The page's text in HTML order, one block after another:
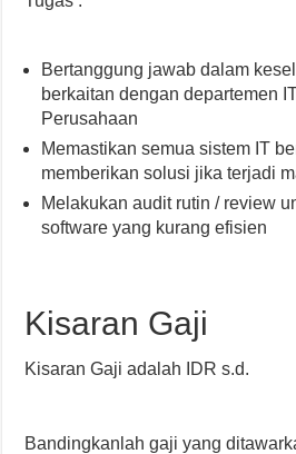
Bertanggung jawab dalam
berkaitan dengan departemen
Perusahaan
Memastikan semua sistem IT
memberikan solusi jika terjadi
Melakukan audit rutin / review
software yang kurang efisien
Kisaran Gaji
Kisaran Gaji adalah IDR s.d.
Bandingkanlah gaji yang